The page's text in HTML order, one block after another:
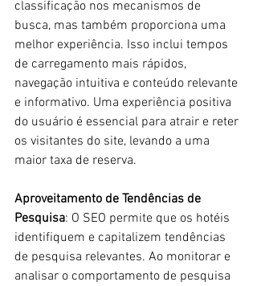
classificação nos mecanismos de
busca, mas também proporciona uma
melhor experiência. Isso inclui tempos
de carregamento mais rápidos,
navegação intuitiva e conteúdo relevante
e informativo. Uma experiência positiva
do usuário é essencial para atrair e reter
os visitantes do site, levando a uma
maior taxa de reserva.
Aproveitamento de Tendências de
Pesquisa: O SEO permite que os hotéis
identifiquem e capitalizem tendências
de pesquisa relevantes. Ao monitorar e
analisar o comportamento de pesquisa